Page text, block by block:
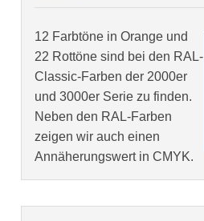
12 Farbtöne in Orange und
22 Rottöne sind bei den RAL-
Classic-Farben der 2000er
und 3000er Serie zu finden.
Neben den RAL-Farben
zeigen wir auch einen
Annäherungswert in CMYK.